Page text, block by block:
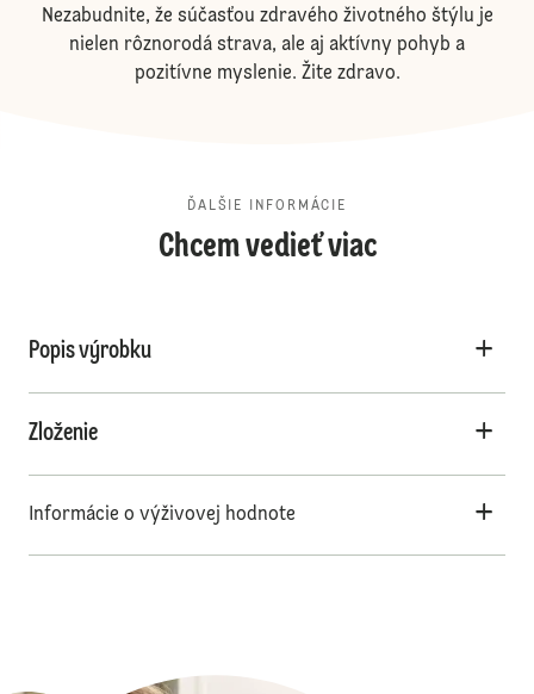
Nezabudnite, že súčasťou zdravého životného štýlu je
nielen rôznorodá strava, ale aj aktívny pohyb a
pozitívne myslenie. Žite zdravo.
ĎALŠIE INFORMÁCIE
Chcem vedieť viac
Popis výrobku
Zloženie
Informácie o výživovej hodnote